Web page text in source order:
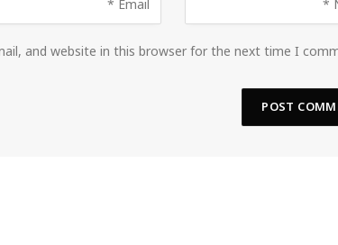
and website in this browser for the next time I